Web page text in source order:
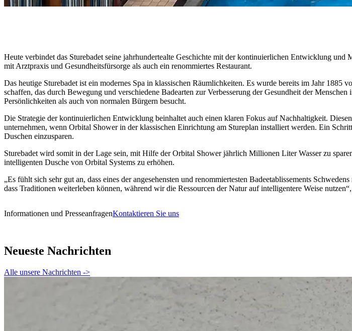
Heute verbindet das Sturebadet seine jahrhundertealte Geschichte mit der kontinuierlichen Entwicklung
mit Arztpraxis und Gesundheitsfürsorge als auch ein renommiertes Restaurant.
Das heutige Sturebadet ist ein modernes Spa in klassischen Räumlichkeiten. Es wurde bereits im Jahr
schaffen, das durch Bewegung und verschiedene Badearten zur Verbesserung der Gesundheit der
Persönlichkeiten als auch von normalen Bürgern besucht.
Die Strategie der kontinuierlichen Entwicklung beinhaltet auch einen klaren Fokus auf Nachhaltigkeit.
unternehmen, wenn Orbital Shower in der klassischen Einrichtung am Stureplan installiert werden. Ein
Duschen einzusparen.
Sturebadet wird somit in der Lage sein, mit Hilfe der Orbital Shower jährlich Millionen Liter Wasser zu
intelligenten Dusche von Orbital Systems zu erhöhen.
„Es fühlt sich sehr gut an, dass eines der angesehensten und renommiertesten Badeetablissements
dass Traditionen weiterleben können, während wir die Ressourcen der Natur auf intelligentere Weise
Informationen und PresseanfragenKontaktieren Sie uns
Neueste Nachrichten
Alle unsere Nachrichten ->